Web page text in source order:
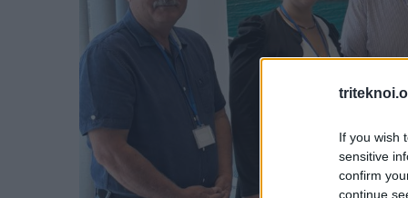
If you wish
sensitive
confirm
continue